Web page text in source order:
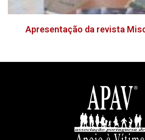
Apresentação da revista